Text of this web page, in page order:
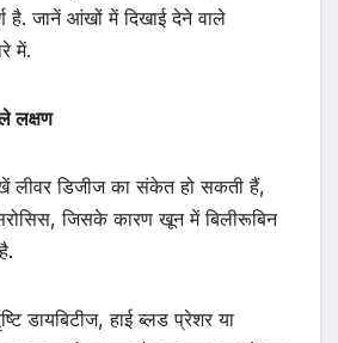
है. जानें आंखों में दिखाई देने वाले
में.
लक्षण
लीवर डिजीज का संकेत हो सकती हैं,
जिसके कारण खून में बिलीरूबिन
डायबिटीज, हाई ब्लड प्रेशर या